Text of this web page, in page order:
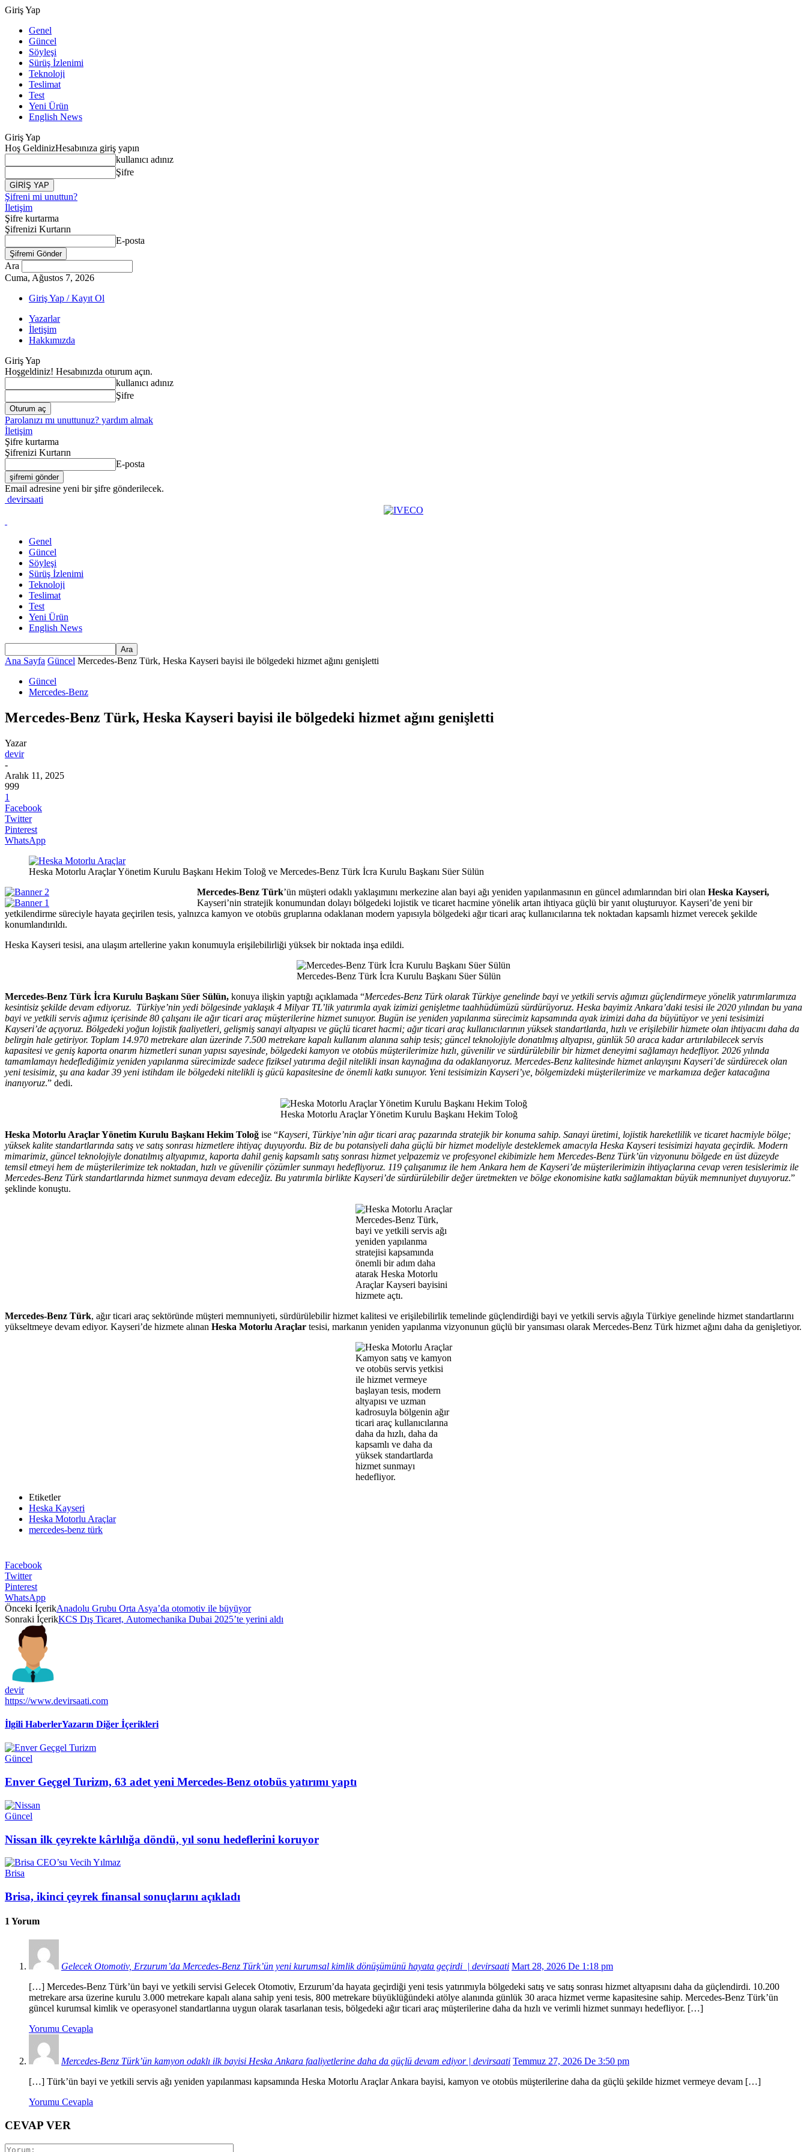
Giriş Yap
Genel
Güncel
Söyleşi
Sürüş İzlenimi
Teknoloji
Teslimat
Test
Yeni Ürün
English News
Giriş Yap
Hoş GeldinizHesabınıza giriş yapın
kullanıcı adınız
Şifre
Şifreni mi unuttun?
İletişim
Şifre kurtarma
Şifrenizi Kurtarın
E-posta
Ara
Cuma, Ağustos 7, 2026
Giriş Yap / Kayıt Ol
Yazarlar
İletişim
Hakkımızda
Giriş Yap
Hoşgeldiniz! Hesabınızda oturum açın.
kullanıcı adınız
Şifre
Parolanızı mı unuttunuz? yardım almak
İletişim
Şifre kurtarma
Şifrenizi Kurtarın
E-posta
Email adresine yeni bir şifre gönderilecek.
devirsaati
Genel
Güncel
Söyleşi
Sürüş İzlenimi
Teknoloji
Teslimat
Test
Yeni Ürün
English News
Ana Sayfa Güncel Mercedes-Benz Türk, Heska Kayseri bayisi ile bölgedeki hizmet ağını genişletti
Güncel
Mercedes-Benz
Mercedes-Benz Türk, Heska Kayseri bayisi ile bölgedeki hizmet ağını genişletti
Yazar
devir
-
Aralık 11, 2025
999
1
Facebook
Twitter
Pinterest
WhatsApp
Heska Motorlu Araçlar Yönetim Kurulu Başkanı Hekim Toloğ ve Mercedes-Benz Türk İcra Kurulu Başkanı Süer Sülün
Mercedes-Benz Türk’ün müşteri odaklı yaklaşımını merkezine alan bayi ağı yeniden yapılanmasının en güncel adımlarından biri olan Heska Kayseri,
Kayseri’nin stratejik konumundan dolayı bölgedeki lojistik ve ticaret hacmine yönelik artan ihtiyaca güçlü bir yanıt oluşturuyor. Kayseri’de yeni bir
yetkilendirme süreciyle hayata geçirilen tesis, yalnızca kamyon ve otobüs gruplarına odaklanan modern yapısıyla bölgedeki ağır ticari araç kullanıcılarına tek noktadan kapsamlı hizmet verecek şekilde
konumlandırıldı.
Heska Kayseri tesisi, ana ulaşım artellerine yakın konumuyla erişilebilirliği yüksek bir noktada inşa edildi.
Mercedes-Benz Türk İcra Kurulu Başkanı Süer Sülün
Mercedes-Benz Türk İcra Kurulu Başkanı Süer Sülün, konuya ilişkin yaptığı açıklamada “Mercedes-Benz Türk olarak Türkiye genelinde bayi ve yetkili servis ağımızı güçlendirmeye yönelik yatırımlarımıza
kesintisiz şekilde devam ediyoruz. Türkiye’nin yedi bölgesinde yaklaşık 4 Milyar TL’lik yatırımla ayak izimizi genişletme taahhüdümüzü sürdürüyoruz. Heska bayimiz Ankara’daki tesisi ile 2020 yılından bu yana
bayi ve yetkili servis ağımız içerisinde 80 çalışanı ile ağır ticari araç müşterilerine hizmet sunuyor. Bugün ise yeniden yapılanma sürecimiz kapsamında ayak izimizi daha da büyütüyor ve yeni tesisimizi
Kayseri’de açıyoruz. Bölgedeki yoğun lojistik faaliyetleri, gelişmiş sanayi altyapısı ve güçlü ticaret hacmi; ağır ticari araç kullanıcılarının yüksek standartlarda, hızlı ve erişilebilir hizmete olan ihtiyacını daha da
belirgin hale getiriyor. Toplam 14.970 metrekare alan üzerinde 7.500 metrekare kapalı kullanım alanına sahip tesis; güncel teknolojiyle donatılmış altyapısı, günlük 50 araca kadar artırılabilecek servis
kapasitesi ve geniş kaporta onarım hizmetleri sunan yapısı sayesinde, bölgedeki kamyon ve otobüs müşterilerimize hızlı, güvenilir ve sürdürülebilir bir hizmet deneyimi sağlamayı hedefliyor. 2026 yılında
tamamlamayı hedeflediğimiz yeniden yapılanma sürecimizde sadece fiziksel yatırıma değil nitelikli insan kaynağına da odaklanıyoruz. Mercedes-Benz kalitesinde hizmet anlayışını Kayseri’de sürdürecek olan
yeni tesisimiz, şu ana kadar 39 yeni istihdam ile bölgedeki nitelikli iş gücü kapasitesine de önemli katkı sunuyor. Yeni tesisimizin Kayseri’ye, bölgemizdeki müşterilerimize ve markamıza değer katacağına
inanıyoruz.” dedi.
Heska Motorlu Araçlar Yönetim Kurulu Başkanı Hekim Toloğ
Heska Motorlu Araçlar Yönetim Kurulu Başkanı Hekim Toloğ ise “Kayseri, Türkiye’nin ağır ticari araç pazarında stratejik bir konuma sahip. Sanayi üretimi, lojistik hareketlilik ve ticaret hacmiyle bölge;
yüksek kalite standartlarında satış ve satış sonrası hizmetlere ihtiyaç duyuyordu. Biz de bu potansiyeli daha güçlü bir hizmet modeliyle desteklemek amacıyla Heska Kayseri tesisimizi hayata geçirdik. Modern
mimarimiz, güncel teknolojiyle donatılmış altyapımız, kaporta dahil geniş kapsamlı satış sonrası hizmet yelpazemiz ve profesyonel ekibimizle hem Mercedes-Benz Türk’ün vizyonunu bölgede en üst düzeyde
temsil etmeyi hem de müşterilerimize tek noktadan, hızlı ve güvenilir çözümler sunmayı hedefliyoruz. 119 çalışanımız ile hem Ankara hem de Kayseri’de müşterilerimizin ihtiyaçlarına cevap veren tesislerimiz ile
Mercedes-Benz Türk standartlarında hizmet sunmaya devam edeceğiz. Bu yatırımla birlikte Kayseri’de sürdürülebilir değer üretmekten ve bölge ekonomisine katkı sağlamaktan büyük memnuniyet duyuyoruz.”
şeklinde konuştu.
Mercedes-Benz Türk,
bayi ve yetkili servis ağı
yeniden yapılanma
stratejisi kapsamında
önemli bir adım daha
atarak Heska Motorlu
Araçlar Kayseri bayisini
hizmete açtı.
Mercedes-Benz Türk, ağır ticari araç sektöründe müşteri memnuniyeti, sürdürülebilir hizmet kalitesi ve erişilebilirlik temelinde güçlendirdiği bayi ve yetkili servis ağıyla Türkiye genelinde hizmet standartlarını
yükseltmeye devam ediyor. Kayseri’de hizmete alınan Heska Motorlu Araçlar tesisi, markanın yeniden yapılanma vizyonunun güçlü bir yansıması olarak Mercedes-Benz Türk hizmet ağını daha da genişletiyor.
Kamyon satış ve kamyon
ve otobüs servis yetkisi
ile hizmet vermeye
başlayan tesis, modern
altyapısı ve uzman
kadrosuyla bölgenin ağır
ticari araç kullanıcılarına
daha da hızlı, daha da
kapsamlı ve daha da
yüksek standartlarda
hizmet sunmayı
hedefliyor.
Etiketler
Heska Kayseri
Heska Motorlu Araçlar
mercedes-benz türk
Facebook
Twitter
Pinterest
WhatsApp
Önceki İçerikAnadolu Grubu Orta Asya’da otomotiv ile büyüyor
Sonraki İçerikKCS Dış Ticaret, Automechanika Dubai 2025’te yerini aldı
devir
https://www.devirsaati.com
İlgili HaberlerYazarın Diğer İçerikleri
Güncel
Enver Geçgel Turizm, 63 adet yeni Mercedes-Benz otobüs yatırımı yaptı
Güncel
Nissan ilk çeyrekte kârlılığa döndü, yıl sonu hedeflerini koruyor
Brisa
Brisa, ikinci çeyrek finansal sonuçlarını açıkladı
1 Yorum
Gelecek Otomotiv, Erzurum’da Mercedes-Benz Türk’ün yeni kurumsal kimlik dönüşümünü hayata geçirdi | devirsaati Mart 28, 2026 De 1:18 pm
[…] Mercedes-Benz Türk’ün bayi ve yetkili servisi Gelecek Otomotiv, Erzurum’da hayata geçirdiği yeni tesis yatırımıyla bölgedeki satış ve satış sonrası hizmet altyapısını daha da güçlendirdi. 10.200
metrekare arsa üzerine kurulu 3.000 metrekare kapalı alana sahip yeni tesis, 800 metrekare büyüklüğündeki atölye alanında günlük 30 araca hizmet verme kapasitesine sahip. Mercedes-Benz Türk’ün
güncel kurumsal kimlik ve operasyonel standartlarına uygun olarak tasarlanan tesis, bölgedeki ağır ticari araç müşterilerine daha da hızlı ve verimli hizmet sunmayı hedefliyor. […]
Yorumu Cevapla
Mercedes-Benz Türk’ün kamyon odaklı ilk bayisi Heska Ankara faaliyetlerine daha da güçlü devam ediyor | devirsaati Temmuz 27, 2026 De 3:50 pm
[…] Türk’ün bayi ve yetkili servis ağı yeniden yapılanması kapsamında Heska Motorlu Araçlar Ankara bayisi, kamyon ve otobüs müşterilerine daha da güçlü şekilde hizmet vermeye devam […]
Yorumu Cevapla
CEVAP VER